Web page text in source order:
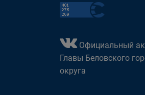
Официальный
Главы Беловского
округа